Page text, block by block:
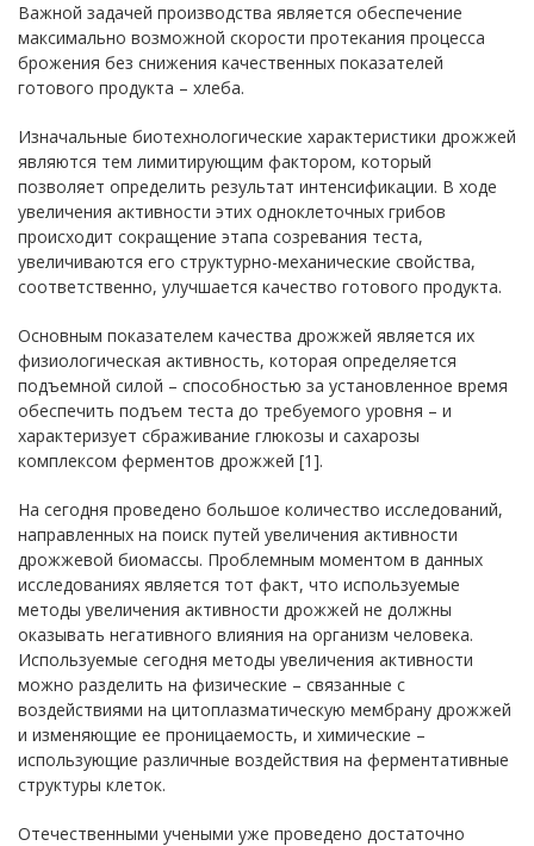
Важной задачей производства является обеспечение
максимально возможной скорости протекания процесса
брожения без снижения качественных показателей
готового продукта – хлеба.
Изначальные биотехнологические характеристики дрожжей
являются тем лимитирующим фактором, который
позволяет определить результат интенсификации. В ходе
увеличения активности этих одноклеточных грибов
происходит сокращение этапа созревания теста,
увеличиваются его структурно-механические свойства,
соответственно, улучшается качество готового продукта.
Основным показателем качества дрожжей является их
физиологическая активность, которая определяется
подъемной силой – способностью за установленное время
обеспечить подъем теста до требуемого уровня – и
характеризует сбраживание глюкозы и сахарозы
комплексом ферментов дрожжей [1].
На сегодня проведено большое количество исследований,
направленных на поиск путей увеличения активности
дрожжевой биомассы. Проблемным моментом в данных
исследованиях является тот факт, что используемые
методы увеличения активности дрожжей не должны
оказывать негативного влияния на организм человека.
Используемые сегодня методы увеличения активности
можно разделить на физические – связанные с
воздействиями на цитоплазматическую мембрану дрожжей
и изменяющие ее проницаемость, и химические –
использующие различные воздействия на ферментативные
структуры клеток.
Отечественными учеными уже проведено достаточно